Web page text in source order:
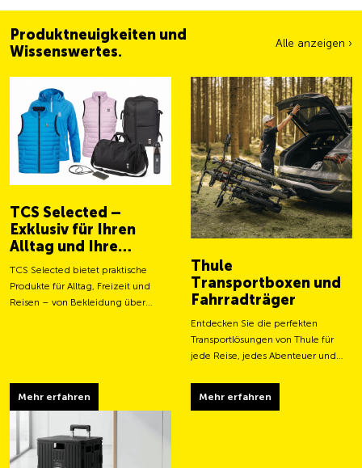
Produktneuigkeiten und
Wissenswertes.
Alle anzeigen ›
TCS Selected –
Exklusiv für Ihren
Alltag und Ihre
Abenteuer
TCS Selected bietet praktische
Produkte für Alltag, Freizeit und
Reisen – von Bekleidung über
Mehr erfahren
Thule
Transportboxen und
Fahrradträger
Entdecken Sie die perfekten
Transportlösungen von Thule für
jede Reise, jedes Abenteuer und
Mehr erfahren